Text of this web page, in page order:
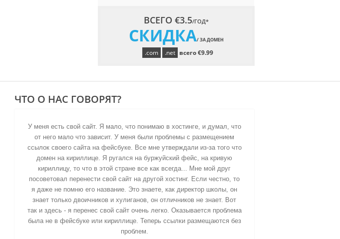
ВСЕГО €3.5/ГОД*
СКИДКА/ ЗА ДОМЕН
.com .net всего €9.99
ЧТО О НАС ГОВОРЯТ?
У меня есть свой сайт. Я мало, что понимаю в хостинге, и думал, что
от него мало что зависит. У меня были проблемы с размещением
ссылок своего сайта на фейсбуке. Все мне утверждали из-за того что
домен на кириллице. Я ругался на буржуйский фейс, на кривую
кириллицу, то что в этой стране все как всегда... Мне мой друг
посоветовал перенести свой сайт на другой хостинг. Если честно, то
я даже не помню его название. Это знаете, как директор школы, он
знает только двоичников и хулиганов, он отличников не знает. Вот
так и здесь - я перенес свой сайт очень легко. Оказывается проблема
была не в фейсбуке или кириллице. Теперь ссылки размещаются без
проблем.